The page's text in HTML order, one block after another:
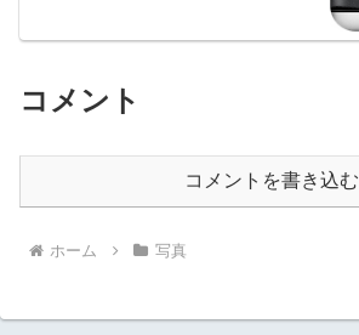
コメント
コメントを書き込む
ホーム 写真